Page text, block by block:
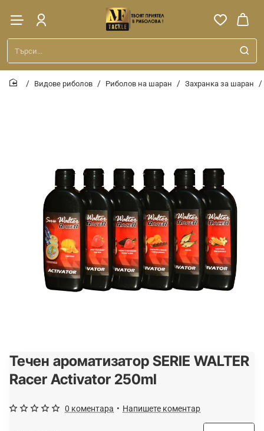
Търси...
Видове риболов Риболов на шаран Захранка за шаран
-20%
Течен ароматизатор SERIE WALTER
Racer Activator 250ml
0 коментара • Напишете коментар